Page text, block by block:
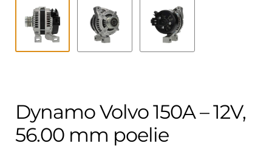
Dynamo Volvo 150A – 12V,
56.00 mm poelie